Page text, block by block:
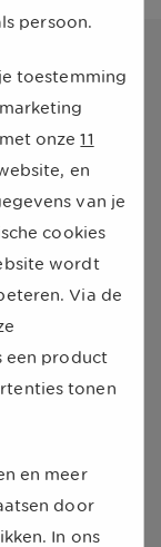
persoon.
toestemming
onze 11
en
van je
cookies
wordt
Via de
een product
tonen
en meer
door
In ons